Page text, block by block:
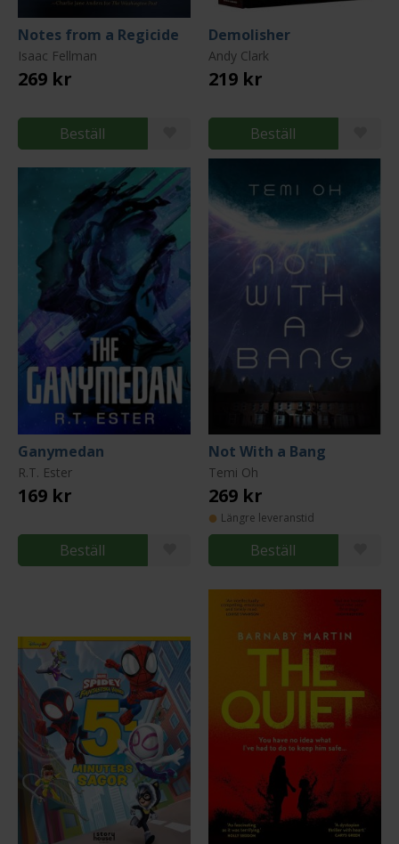
Notes from a Regicide
Isaac Fellman
269 kr
Beställ
Demolisher
Andy Clark
219 kr
Beställ
Ganymedan
R.T. Ester
169 kr
Beställ
Not With a Bang
Temi Oh
269 kr
Längre leveranstid
Beställ